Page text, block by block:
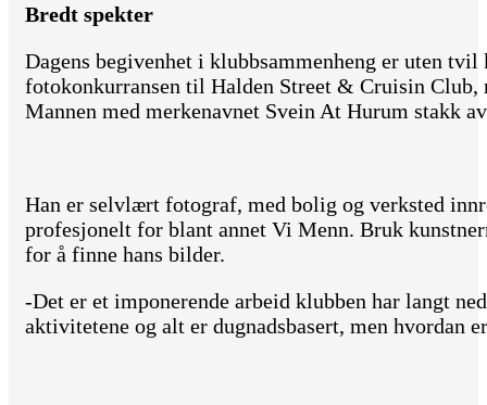
Bredt spekter
Dagens begivenhet i klubbsammenheng er uten
fotokonkurransen til Halden Street & Cruisin
Mannen med merkenavnet Svein At Hurum stakk
Han er selvlært fotograf, med bolig og verksted
profesjonelt for blant annet Vi Menn. Bruk
for å finne hans bilder.
-Det er et imponerende arbeid klubben har langt
aktivitetene og alt er dugnadsbasert, men hvordan